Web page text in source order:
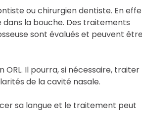
ou chirurgien dentiste. En
la bouche. Des traitements
sont évalués et peuvent être
Il pourra, si nécessaire, traiter
de la cavité nasale.
sa langue et le traitement peut